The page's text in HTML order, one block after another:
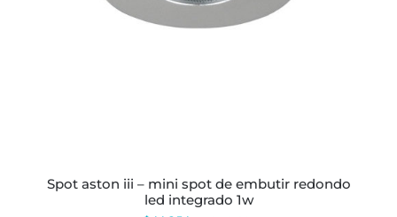
spot aston iii – mini spot de embutir redondo
led integrado 1w